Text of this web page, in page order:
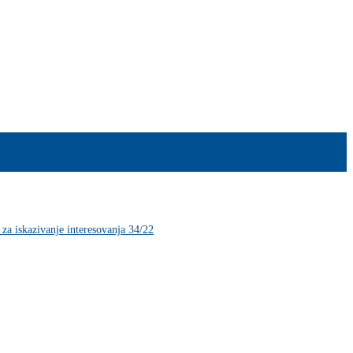
iskazivanje interesovanja 34/22